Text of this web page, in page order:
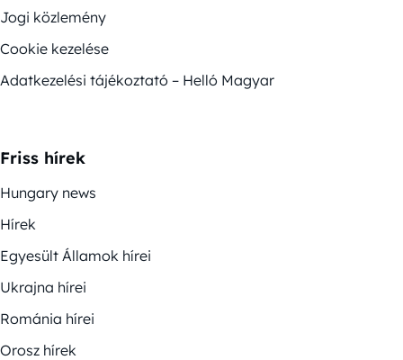
Jogi közlemény
Cookie kezelése
Adatkezelési tájékoztató – Helló Magyar
Friss hírek
Hungary news
Hírek
Egyesült Államok hírei
Ukrajna hírei
Románia hírei
Orosz hírek